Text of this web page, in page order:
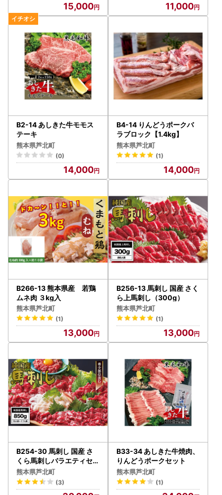
15,000 11,000
B2-14 あしきた牛モモス
テーキ
熊本県芦北町
(0)
14,000
B4-14 りんどうポークバ
ラブロック【1.4kg】
熊本県芦北町
(1)
14,000
B266-13 熊本県産 若鶏
ムネ肉 ３kg入
熊本県芦北町
(1)
13,000
B256-13 馬刺し 国産 さく
ら上馬刺し（300g）
熊本県芦北町
(1)
13,000
B254-30 馬刺し 国産 さ
くら馬刺しバラエティセッ
ト（850g）
熊本県芦北町
(3)
B33-34 あしきた牛焼肉、
りんどうポークセット
熊本県芦北町
(1)